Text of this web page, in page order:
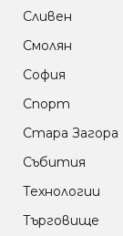
Сливен
Смолян
София
Спорт
Стара Загора
Събития
Технологии
Търговище